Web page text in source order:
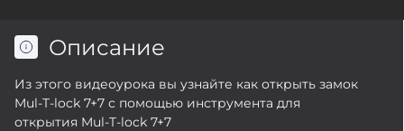
Описание
Из этого видеоурока вы узнайте как открыть замок
Mul-T-lock 7+7 с помощью инструмента для
открытия Mul-T-lock 7+7